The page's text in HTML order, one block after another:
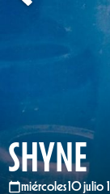
SHYNE
miércoles 10 julio